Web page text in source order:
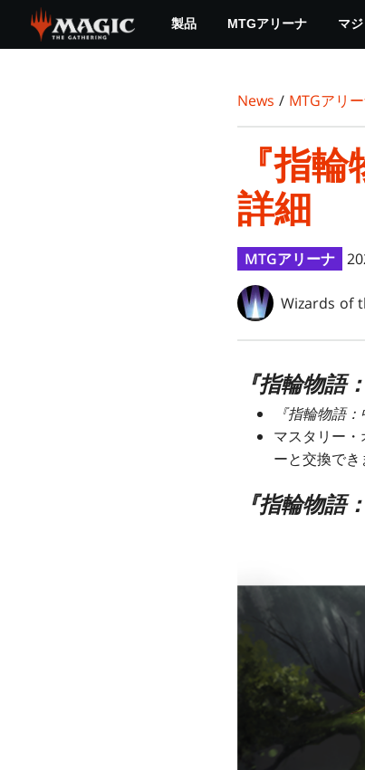
main
製品 MTGアリーナ マ
News / MTGアリ
『指
詳細
MTGアリーナ
Wizards of
『指輪物語
『指輪物語
マスタリー
ーと交換でき
『指輪物語